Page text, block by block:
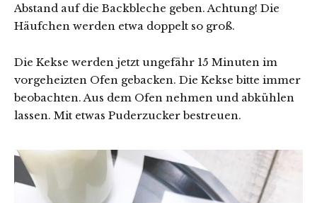
Abstand auf die Backbleche geben. Achtung! Die
Häufchen werden etwa doppelt so groß.
Die Kekse werden jetzt ungefähr 15 Minuten im
vorgeheizten Ofen gebacken. Die Kekse bitte immer
beobachten. Aus dem Ofen nehmen und abkühlen
lassen. Mit etwas Puderzucker bestreuen.